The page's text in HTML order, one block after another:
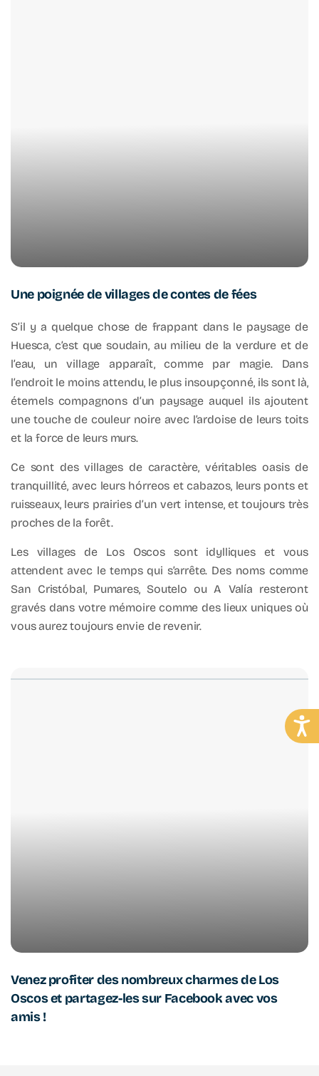
Une poignée de villages de contes de fées
S’il y a quelque chose de frappant dans le paysage de
Huesca, c’est que soudain, au milieu de la verdure et de
l’eau, un village apparaît, comme par magie. Dans
l’endroit le moins attendu, le plus insoupçonné, ils sont là,
éternels compagnons d’un paysage auquel ils ajoutent
une touche de couleur noire avec l’ardoise de leurs toits
et la force de leurs murs.
Ce sont des villages de caractère, véritables oasis de
tranquillité, avec leurs hórreos et cabazos, leurs ponts et
ruisseaux, leurs prairies d’un vert intense, et toujours très
proches de la forêt.
Les villages de Los Oscos sont idylliques et vous
attendent avec le temps qui s’arrête. Des noms comme
San Cristóbal, Pumares, Soutelo ou A Valía resteront
gravés dans votre mémoire comme des lieux uniques où
vous aurez toujours envie de revenir.
Venez profiter des nombreux charmes de Los
Oscos et partagez-les sur Facebook avec vos
amis !